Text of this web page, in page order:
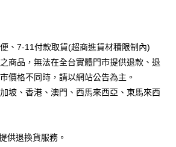
中國信託商業銀行
分期」，訂單成立後會自動跳轉到大哥付的交易
、7-11付款取貨(超商進貨材積限制內)
商品，無法在全台實體門市提供退款、退
價格不同時，請以網站公告為主。
坡、香港、澳門、西馬來西亞、東馬來西
供退換貨服務。